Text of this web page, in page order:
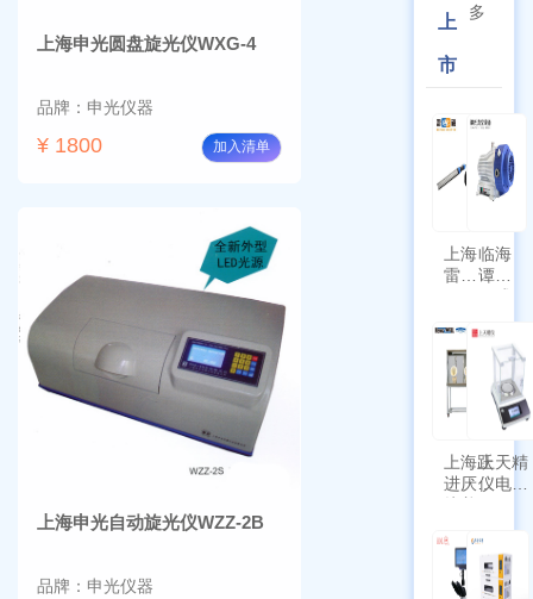
上海申光圆盘旋光仪WXG-4
品牌：申光仪器
¥ 1800 加入清单
上海申光自动旋光仪WZZ-2B
品牌：申光仪器
上
市
多
上海
雷磁
符合
新国
标带
功能
临海
谭氏
泵
SPL-
10
上海跃
进厌氧
III-T
上天精
仪电子
带审计
追踪功
能